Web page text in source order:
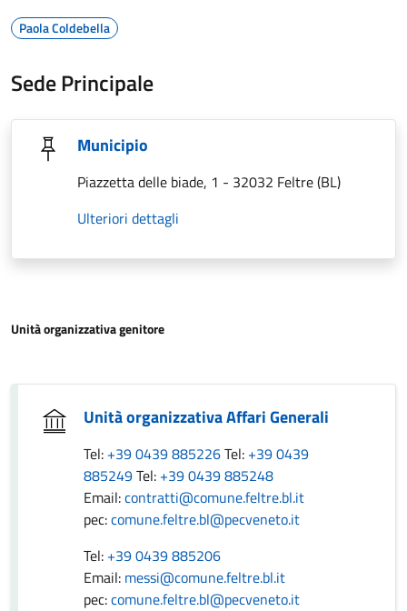
Paola Coldebella
Sede Principale
Municipio
Piazzetta delle biade, 1 - 32032 Feltre (BL)
Ulteriori dettagli
Unità organizzativa genitore
Unità organizzativa Affari Generali
Tel: +39 0439 885226Tel: +39 0439
885249Tel: +39 0439 885248
Email:contratti@comune.feltre.bl.it
pec:comune.feltre.bl@pecveneto.it
Tel: +39 0439 885206
Email: messi@comune.feltre.bl.it
pec:comune.feltre.bl@pecveneto.it